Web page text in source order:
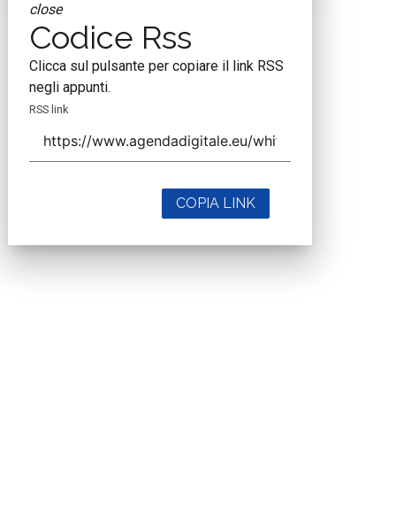
close
Codice Rss
Clicca sul pulsante per copiare il link RSS
negli appunti.
RSS link
COPIA LINK